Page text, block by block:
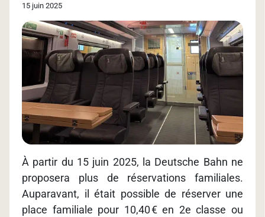
15 juin 2025
À partir du 15 juin 2025, la Deutsche Bahn ne
proposera plus de réservations familiales.
Auparavant, il était possible de réserver une
place familiale pour 10,40 € en 2e classe ou